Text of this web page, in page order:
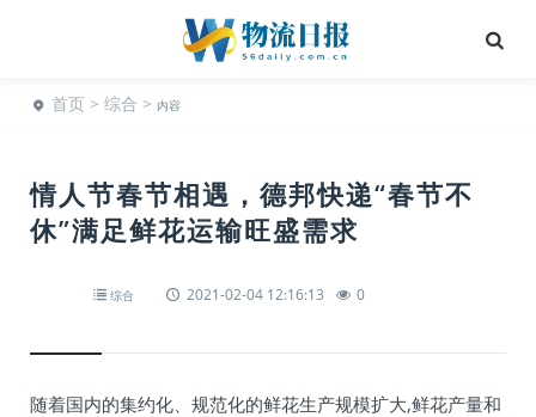
首页 > 综合 > 内容
情人节春节相遇，德邦快递“春节不
休”满足鲜花运输旺盛需求
综合 2021-02-04 12:16:13 0
随着国内的集约化、规范化的鲜花生产规模扩大,鲜花产量和